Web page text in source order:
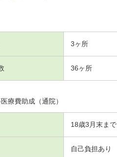
3ヶ所
36ヶ所
療費助成（通院）
18歳3月末まで
自己負担あり